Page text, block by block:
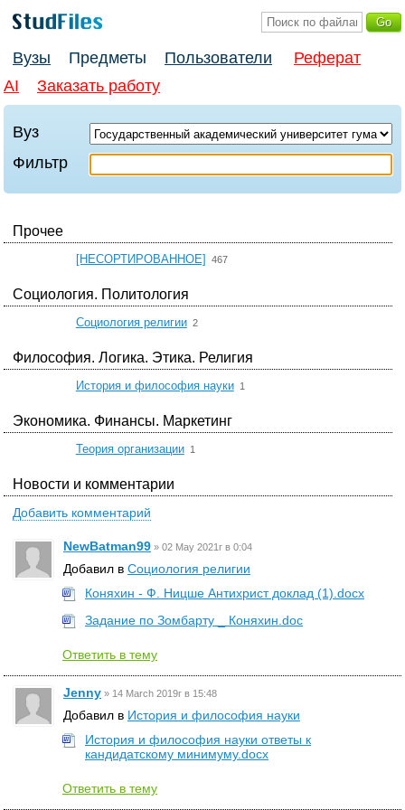
Вузы Предметы Пользователи
Реферат
AI
Заказать работу
Вуз
Фильтр
Прочее
[НЕСОРТИРОВАННОЕ] 467
Социология. Политология
Социология религии 2
Философия. Логика. Этика. Религия
История и философия науки 1
Экономика. Финансы. Маркетинг
Теория организации 1
Новости и комментарии
Добавить комментарий
NewBatman99 » 02 May 2021г в 0:04
Добавил в Социология религии
Коняхин - Ф. Ницше Антихрист доклад (1).docx
Задание по Зомбарту _ Коняхин.doc
Ответить в тему
Jenny » 14 March 2019г в 15:48
Добавил в История и философия науки
История и философия науки ответы к
кандидатскому минимуму.docx
Ответить в тему